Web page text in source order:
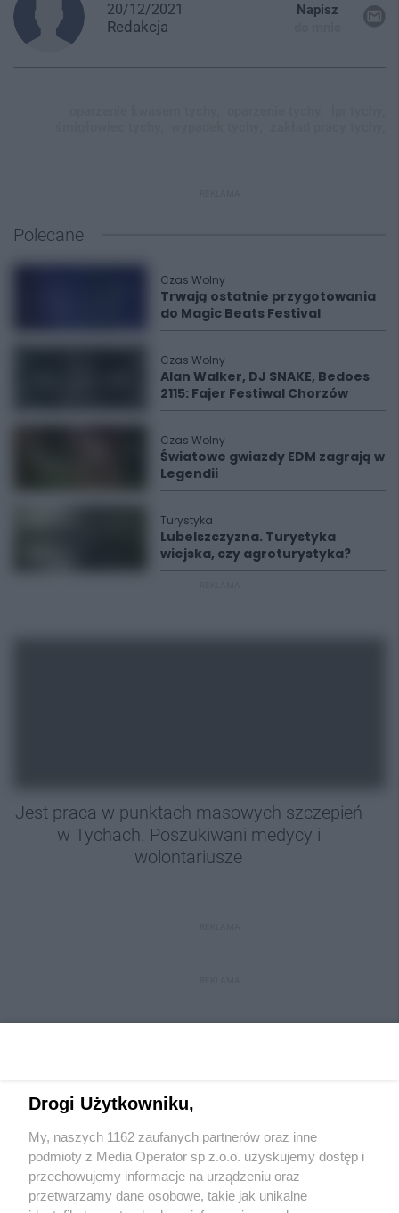
20/12/2021
Redakcja
Napisz
Polecane
Czas Wolny
Trwają ostatnie przygotowania
do Magic Beats Festival
Czas Wolny
Alan Walker, DJ SNAKE, Bedoes
2115: Fajer Festiwal Chorzów
Czas Wolny
Światowe gwiazdy EDM zagrają w
Legendii
Turystyka
Lubelszczyzna. Turystyka
wiejska, czy agroturystyka?
Jest praca w punktach masowych szczepień
w Tychach. Poszukiwani medycy i
wolontariusze
Wydawca mediówlokalnych
Drogi Użytkowniku,
My, naszych 1162 zaufanych partnerów oraz inne
podmioty z Media Operator sp z.o.o. uzyskujemy dostęp i
przechowujemy informacje na urządzeniu oraz
przetwarzamy dane osobowe, takie jak unikalne